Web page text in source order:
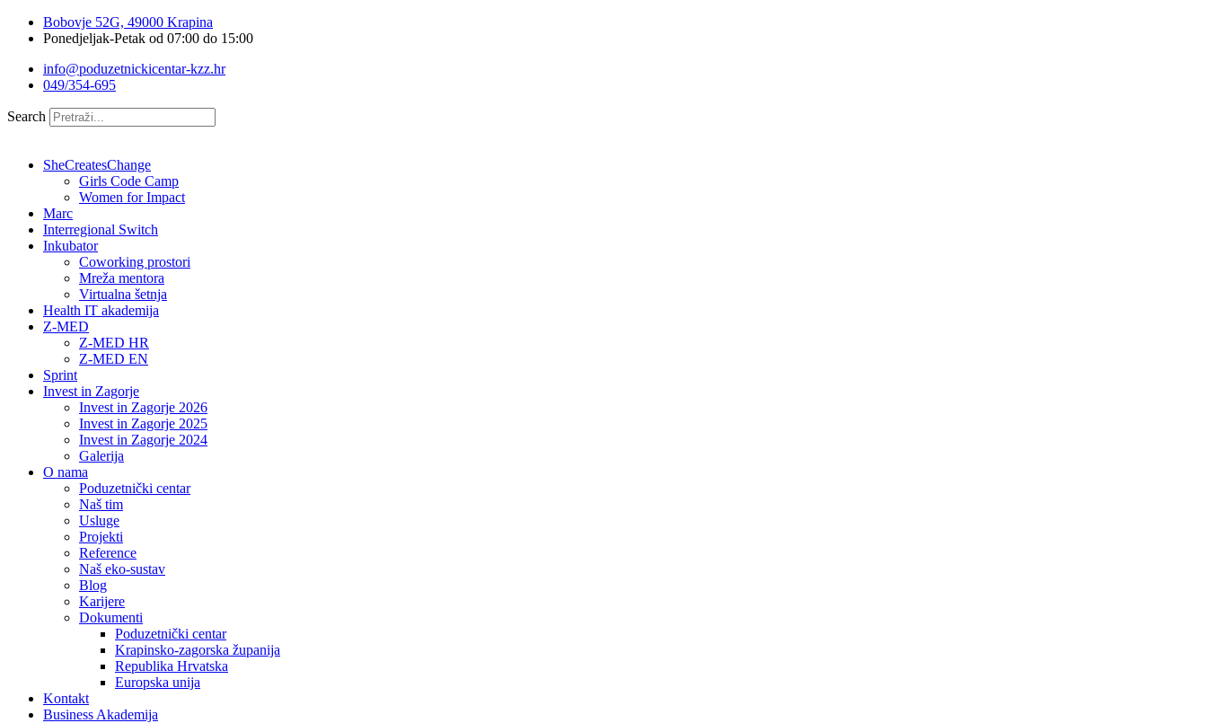
Bobovje 52G, 49000 Krapina
Ponedjeljak-Petak od 07:00 do 15:00
info@poduzetnickicentar-kzz.hr
049/354-695
Search
SheCreatesChange
Girls Code Camp
Women for Impact
Marc
Interregional Switch
Inkubator
Coworking prostori
Mreža mentora
Virtualna šetnja
Health IT akademija
Z-MED
Z-MED HR
Z-MED EN
Sprint
Invest in Zagorje
Invest in Zagorje 2026
Invest in Zagorje 2025
Invest in Zagorje 2024
Galerija
O nama
Poduzetnički centar
Naš tim
Usluge
Projekti
Reference
Naš eko-sustav
Blog
Karijere
Dokumenti
Poduzetnički centar
Krapinsko-zagorska županija
Republika Hrvatska
Europska unija
Kontakt
Business Akademija